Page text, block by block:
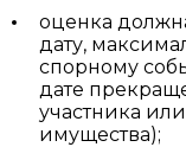
оценка
дату,
спорному
дате
участника
имущества);